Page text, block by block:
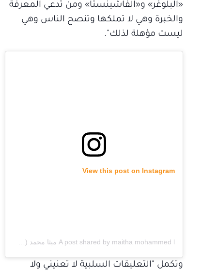
«البلوغر» و«الفاشينستا» ومن تدعي المعرفة
والخبرة وهي لا تملكها وتنصح الناس وهي
ليست مؤهلة لذلك".
View this post on Instagram
وتكمل "التعليقات السلبية لا تعنيني ولا